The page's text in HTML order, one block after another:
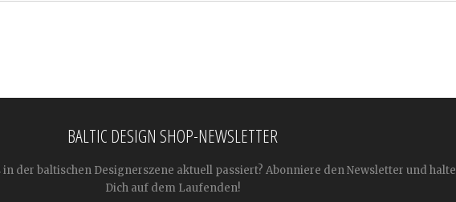
BALTIC DESIGN SHOP-NEWSLETTER
in der baltischen Designerszene aktuell passiert? Abonniere den Newsletter und halte
Dich auf dem Laufenden!